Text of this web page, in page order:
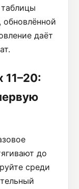
таблицы
обновлённой
даёт
11–20:
до
среди